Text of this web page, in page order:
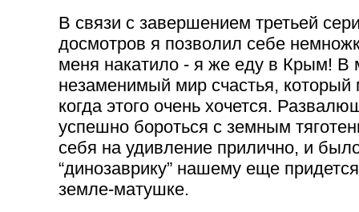
В связи с завершением третьей
досмотров я позволил себе
меня накатило - я же еду в Крым! В
незаменимый мир счастья, который
когда этого очень хочется.
успешно бороться с земным
себя на удивление прилично, и
“динозаврику” нашему еще
земле-матушке.